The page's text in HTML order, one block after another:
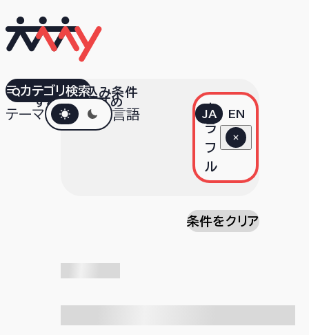
すべておすすめ
テーマダークモード言語 JA EN
カテゴリ検索絞り込み条件
カ
ラ
フ
ル
条件をクリア